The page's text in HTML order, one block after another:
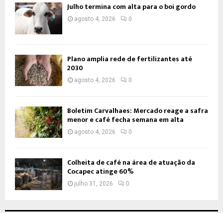
Julho termina com alta para o boi gordo
agosto 4, 2026 0
Plano amplia rede de fertilizantes até
2030
agosto 4, 2026 0
Boletim Carvalhaes: Mercado reage a safra
menor e café fecha semana em alta
agosto 4, 2026 0
Colheita de café na área de atuação da
Cocapec atinge 60%
julho 31, 2026 0